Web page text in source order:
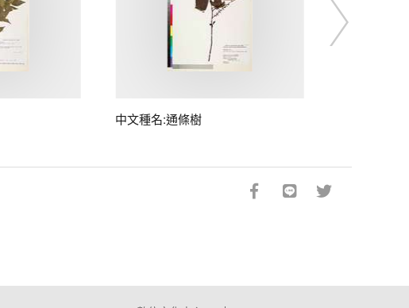
中文種名:通條樹